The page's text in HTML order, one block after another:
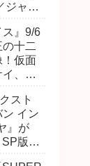
ジャオ
発表！
隼也
ス』9/6
十二
！仮面
、ヴ
卯辰
14
スト
ン イン
』が
版は